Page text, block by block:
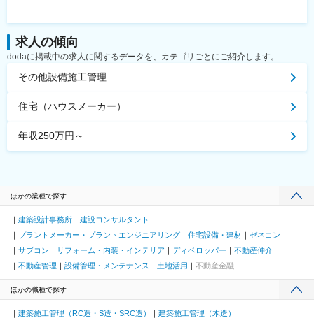
求人の傾向
dodaに掲載中の求人に関するデータを、カテゴリごとにご紹介します。
その他設備施工管理
住宅（ハウスメーカー）
年収250万円～
ほかの業種で探す
建築設計事務所
建設コンサルタント
プラントメーカー・プラントエンジニアリング
住宅設備・建材
ゼネコン
サブコン
リフォーム・内装・インテリア ディベロッパー
不動産仲介
不動産管理
設備管理・メンテナンス 土地活用 不動産金融
ほかの職種で探す
建築施工管理（RC造・S造・SRC造）
建築施工管理（木造）